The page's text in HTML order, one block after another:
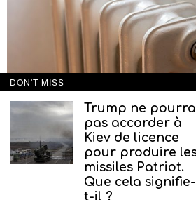
L’Ukraine se prépare à
depuis le début du conflit,
L’Ukraine se prépare à un hiver que
potentiellement le plus complexe
DON'T MISS
Trump ne pourra
pas accorder à
Kiev de licence
pour produire
missiles Patriot.
Que cela signifie-
t-il ?